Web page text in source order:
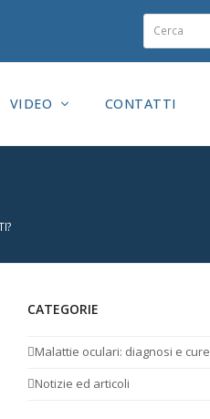
VIDEO CONTATTI
CATEGORIE
Malattie oculari: diagnosi e cure
Notizie ed articoli